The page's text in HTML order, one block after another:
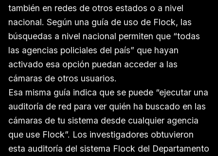
también en redes de otros estados o a nivel
nacional. Según una guía de uso de Flock, las
búsquedas a nivel nacional permiten que “todas
las agencias policiales del país” que hayan
activado esa opción puedan acceder a las
cámaras de otros usuarios.
Esa misma guía indica que se puede “ejecutar una
auditoría de red para ver quién ha buscado en las
cámaras de tu sistema desde cualquier agencia
que use Flock”. Los investigadores obtuvieron
esta auditoría del sistema Flock del Departamento